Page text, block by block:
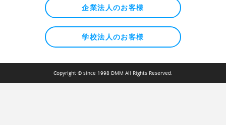
企業法人のお客様
学校法人のお客様
Copyright © since 1998 DMM All Rights Reserved.